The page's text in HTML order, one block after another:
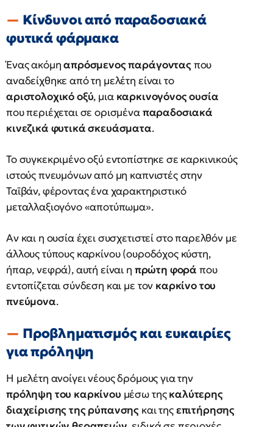
Κίνδυνοι από παραδοσιακά
φυτικά φάρμακα
Ένας ακόμηαπρόσμενος παράγονταςπου
αναδείχθηκε από τη μελέτη είναι το
αριστολοχικό οξύ, μια καρκινογόνος ουσία
που περιέχεται σε ορισμέναπαραδοσιακά
κινεζικά φυτικά σκευάσματα.
Το συγκεκριμένο οξύ εντοπίστηκε σε καρκινικούς
ιστούς πνευμόνων από μη καπνιστές στην
Ταϊβάν, φέροντας ένα χαρακτηριστικό
μεταλλαξιογόνο «αποτύπωμα».
Αν και η ουσία έχει συσχετιστεί στο παρελθόν με
άλλους τύπους καρκίνου (ουροδόχος κύστη,
ήπαρ, νεφρά), αυτή είναι η πρώτη φορά που
εντοπίζεται σύνδεση και με τον καρκίνο του
πνεύμονα.
Προβληματισμός και ευκαιρίες
για πρόληψη
Η μελέτη ανοίγει νέους δρόμους για την
πρόληψη του καρκίνου μέσω τηςκαλύτερης
διαχείρισης της ρύπανσης και τηςεπιτήρησης